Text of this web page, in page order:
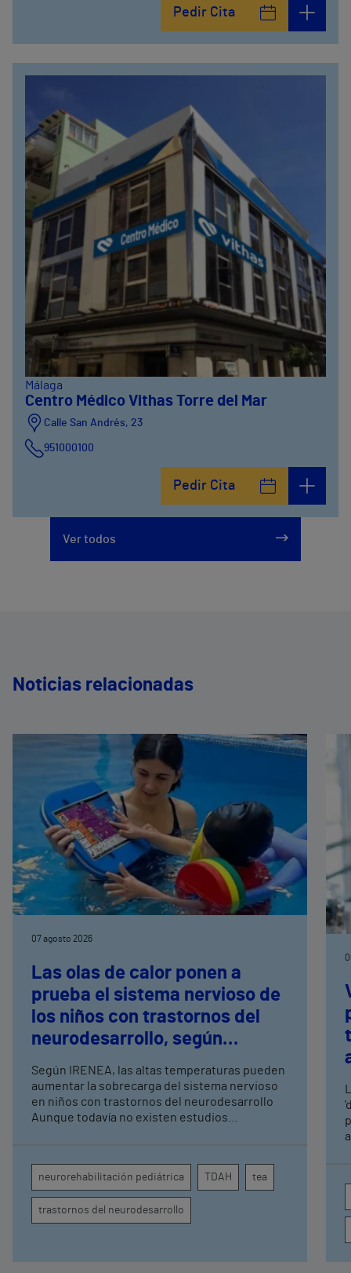
951 000 100
Pedir Cita
Málaga
Centro Médico Vithas Torre del Mar
Calle San Andrés, 23
951000100
Pedir Cita
Ver todos
Noticias relacionadas
07 agosto 2026
Las olas de calor ponen a
prueba el sistema nervioso de
los niños con trastornos del
neurodesarrollo, según
expertos en
neurorrehabilitación
pediátrica de Vithas
Según IRENEA, las altas temperaturas pueden
aumentar la sobrecarga del sistema nervioso
en niños con trastornos del neurodesarrollo
Aunque todavía no existen estudios
atención, la regulación emocional y la
conducta
neurorehabilitación pediátrica TDAH tea
trastornos del neurodesarrollo